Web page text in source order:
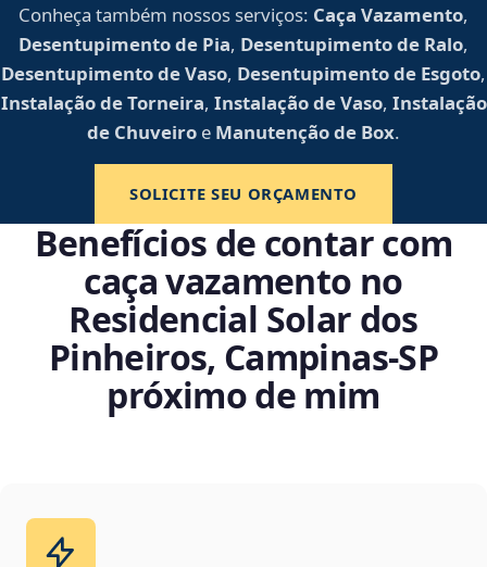
Conheça também nossos serviços: Caça Vazamento,
Desentupimento de Pia, Desentupimento de Ralo,
Desentupimento de Vaso, Desentupimento de Esgoto,
Instalação de Torneira, Instalação de Vaso, Instalação
de Chuveiro e Manutenção de Box.
SOLICITE SEU ORÇAMENTO
Benefícios de contar com
caça vazamento no
Residencial Solar dos
Pinheiros, Campinas‑SP
próximo de mim